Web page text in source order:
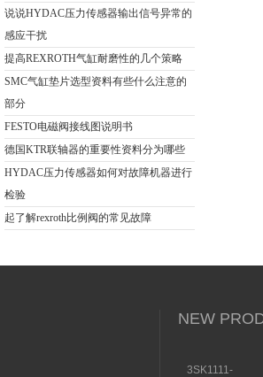
说说HYDAC压力传感器输出信号异常的
感应干扰
提高REXROTH气缸耐磨性的几个策略
SMC气缸垫片选型资料有些什么注意的
部分
FESTO电磁阀接线图说明书
德国KTR联轴器的重要性资料分为哪些
HYDAC压力传感器如何对故障机器进行
检验
起了解rexroth比例阀的常见故障
NEW
3SK1111-